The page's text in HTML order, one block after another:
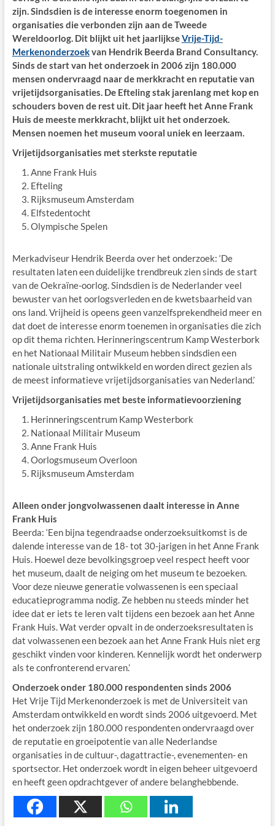
zijn. Sindsdien is de interesse enorm toegenomen in
organisaties die verbonden zijn aan de Tweede
Wereldoorlog. Dit blijkt uit het jaarlijkseVrije-Tijd-
Merkenonderzoekvan Hendrik Beerda Brand Consultancy.
Sinds de start van het onderzoek in 2006 zijn 180.000
mensen ondervraagd naar de merkkracht en reputatie van
vrijetijdsorganisaties. De Efteling stak jarenlang met kop en
schouders boven de rest uit. Dit jaar heeft het Anne Frank
Huis de meeste merkkracht, blijkt uit het onderzoek.
Mensen noemen het museum vooral uniek en leerzaam.
Vrijetijdsorganisaties met sterkste reputatie
Anne Frank Huis
Efteling
Rijksmuseum Amsterdam
Elfstedentocht
Olympische Spelen
Merkadviseur Hendrik Beerda over het onderzoek: ‘De
resultaten laten een duidelijke trendbreuk zien sinds de start
van de Oekraïne-oorlog. Sindsdien is de Nederlander veel
bewuster van het oorlogsverleden en de kwetsbaarheid van
ons land. Vrijheid is opeens geen vanzelfsprekendheid meer en
dat doet de interesse enorm toenemen in organisaties die zich
op dit thema richten. Herinneringscentrum Kamp Westerbork
en het Nationaal Militair Museum hebben sindsdien een
nationale uitstraling ontwikkeld en worden direct gezien als
de meest informatieve vrijetijdsorganisaties van Nederland.’
Vrijetijdsorganisaties met beste informatievoorziening
Herinneringscentrum Kamp Westerbork
Nationaal Militair Museum
Anne Frank Huis
Oorlogsmuseum Overloon
Rijksmuseum Amsterdam
Alleen onder jongvolwassenen daalt interesse in Anne
Frank Huis
Beerda: ‘Een bijna tegendraadse onderzoeksuitkomst is de
dalende interesse van de 18- tot 30-jarigen in het Anne Frank
Huis. Hoewel deze bevolkingsgroep veel respect heeft voor
het museum, daalt de neiging om het museum te bezoeken.
Voor deze nieuwe generatie volwassenen is een speciaal
educatieprogramma nodig. Ze hebben nu steeds minder het
idee dat er iets te leren valt tijdens een bezoek aan het Anne
Frank Huis. Wat verder opvalt in de onderzoeksresultaten is
dat volwassenen een bezoek aan het Anne Frank Huis niet erg
geschikt vinden voor kinderen. Kennelijk wordt het onderwerp
als te confronterend ervaren.’
Onderzoek onder 180.000 respondenten sinds 2006
Het Vrije Tijd Merkenonderzoek is met de Universiteit van
Amsterdam ontwikkeld en wordt sinds 2006 uitgevoerd. Met
het onderzoek zijn 180.000 respondenten ondervraagd over
de reputatie en groeipotentie van alle Nederlandse
organisaties in de cultuur-, dagattractie-, evenementen- en
sportsector. Het onderzoek wordt in eigen beheer uitgevoerd
en heeft geen opdrachtgever of andere belanghebbende.